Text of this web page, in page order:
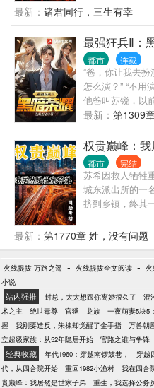
徒，也曾在声势
锒铛入狱，三进
故事，也是一个
最新： 诸君同行，三生有幸
最强狂兵Ⅱ：
都市 连载
“爸，你让我去
怎么演？” “不
他爸叫苏锐，以
超级智囊。 他叫
大脑，却只想躺
恶名远扬。 而认
成了苏家的影子
云，却让那些太
家族，隐姓埋名
无际摘下了纨绔
………… 本书名字
柴恶少？》、《
我》、《最强家
最新： 第1309
权贵巅峰：
都市 完结
苏希因救人牺牲
城东派出所的一
挤到乡镇，终其
及的是，当他抓
在面前的颁奖人
最新： 第1770章 姓，没有问题
火线提拔 万路之遥 - 火线提拔全文阅读 -
小说
站内强推 封总，太太想跟你离婚很久了 混
术之主
绝世毒尊 官狱 龙族 一夜萌妻5块5
握
我刚要造反，朱棣却觉醒了金手指 万兽朝
立超级家族：从52年隐居开始
官路之谁与争锋
经典收藏 年代1960：穿越南锣鼓巷， 穿越
代，从四合院开始
重回1982小渔村 我在四合
贵巅峰：我居然是世家子弟
重生，我选择公务